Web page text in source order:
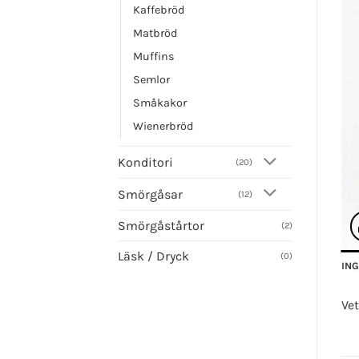
Kaffebröd
Matbröd
Muffins
Semlor
Småkakor
Wienerbröd
Konditori (20)
Smörgåsar (12)
Smörgåstårtor (2)
Läsk / Dryck (0)